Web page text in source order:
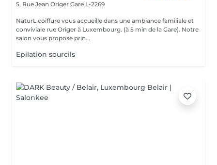
5, Rue Jean Origer Gare L-2269
NaturL coiffure vous accueille dans une ambiance familiale et
conviviale rue Origer à Luxembourg. (à 5 min de la Gare). Notre
salon vous propose prin...
Epilation sourcils